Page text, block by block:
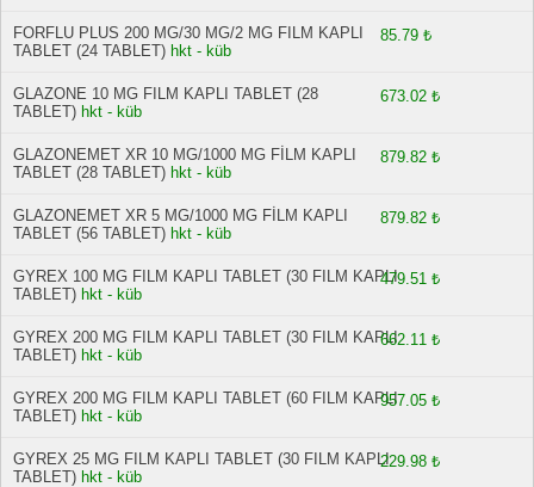
FORFLU PLUS 200 MG/30 MG/2 MG FILM KAPLI
TABLET (24 TABLET) hkt - küb
85.79 ₺
GLAZONE 10 MG FILM KAPLI TABLET (28
TABLET) hkt - küb
673.02 ₺
GLAZONEMET XR 10 MG/1000 MG FİLM KAPLI
TABLET (28 TABLET) hkt - küb
879.82 ₺
GLAZONEMET XR 5 MG/1000 MG FİLM KAPLI
TABLET (56 TABLET) hkt - küb
879.82 ₺
GYREX 100 MG FILM KAPLI TABLET (30 FILM KAPLI
TABLET) hkt - küb
479.51 ₺
GYREX 200 MG FILM KAPLI TABLET (30 FILM KAPLI
TABLET) hkt - küb
662.11 ₺
GYREX 200 MG FILM KAPLI TABLET (60 FILM KAPLI
TABLET) hkt - küb
957.05 ₺
GYREX 25 MG FILM KAPLI TABLET (30 FILM KAPLI
TABLET) hkt - küb
229.98 ₺